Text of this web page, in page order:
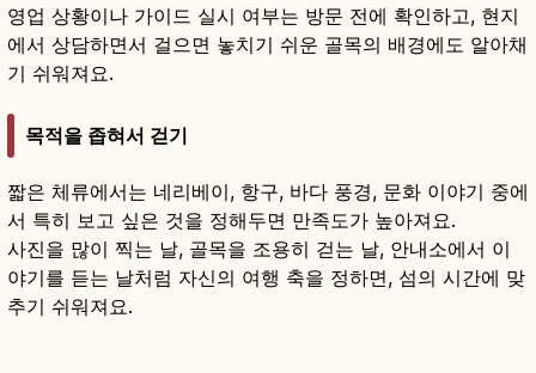
영업 상황이나 가이드 실시 여부는 방문 전에 확인하고, 현지
에서 상담하면서 걸으면 놓치기 쉬운 골목의 배경에도 알아채
기 쉬워져요.
목적을 좁혀서 걷기
짧은 체류에서는 네리베이, 항구, 바다 풍경, 문화 이야기 중에
서 특히 보고 싶은 것을 정해두면 만족도가 높아져요.
사진을 많이 찍는 날, 골목을 조용히 걷는 날, 안내소에서 이
야기를 듣는 날처럼 자신의 여행 축을 정하면, 섬의 시간에 맞
추기 쉬워져요.